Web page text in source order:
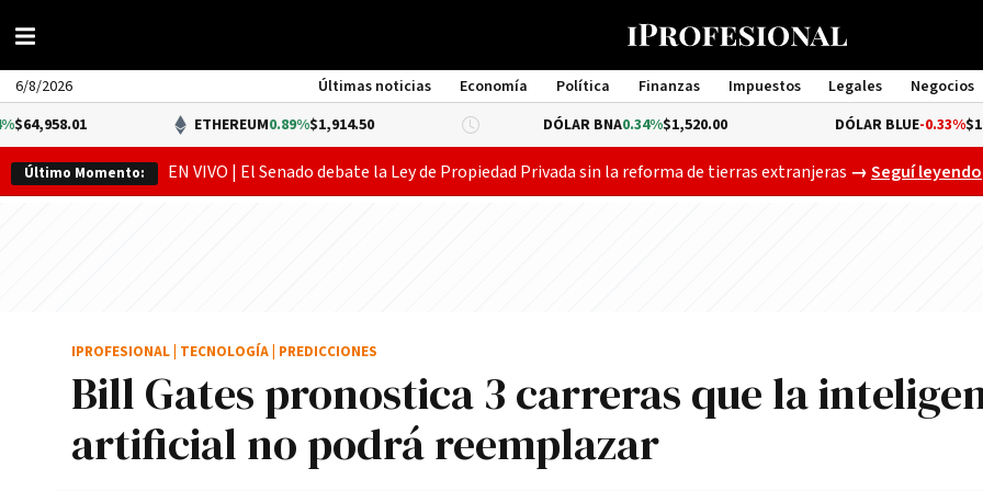
6/8/2026 Últimas noticias Economía Política Finanzas Impuestos Legales Negocios
Management
ETHEREUM 0.89%$1,914.50 DÓLAR BNA0.34%$1,520.00 DÓLAR BLUE-0.33%$1,540.00
Último Momento: EN VIVO | El Senado debate la Ley de Propiedad Privada sin la reforma de tierras extranjeras Gobierno
→Seguí leyendo
Bill Gates pronostica 3 carreras que la
artificial no podrá reemplazar
IPROFESIONAL TECNOLOGÍA PREDICCIONES